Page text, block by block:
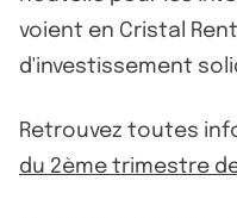
voient en Cristal
d'investissement
Retrouvez toutes
du 2ème trimestre